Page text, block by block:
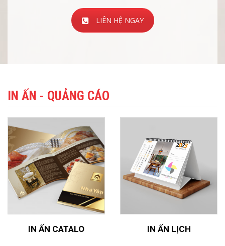
LIÊN HỆ NGAY
IN ẤN - QUẢNG CÁO
IN ẤN CATALO IN ẤN LỊCH